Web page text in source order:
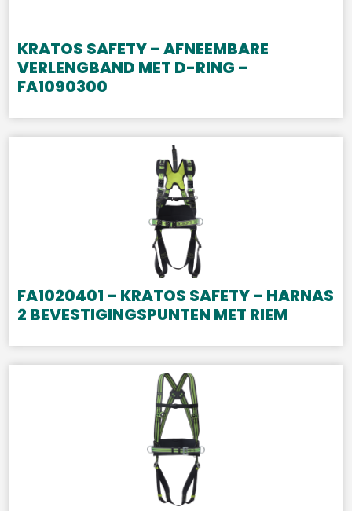
KRATOS SAFETY – AFNEEMBARE
VERLENGBAND MET D-RING –
FA1090300
FA1020401 – KRATOS SAFETY – HARNAS
2 BEVESTIGINGSPUNTEN MET RIEM